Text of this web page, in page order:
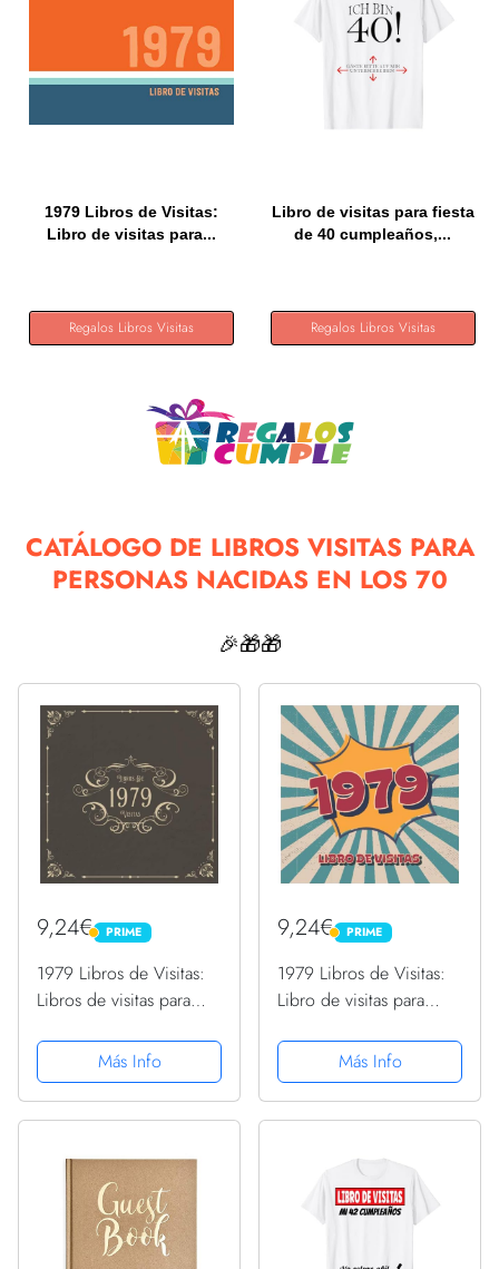
1979 Libros de Visitas:
Libro de visitas para...
Regalos Libros Visitas
Libro de visitas para fiesta
de 40 cumpleaños,...
Regalos Libros Visitas
CATÁLOGO DE LIBROS VISITAS PARA
PERSONAS NACIDAS EN LOS 70
🎉🎁🎁
9,24€ PRIME
PRIME
1979 Libros de Visitas:
Libros de visitas para
de estilo vintage para
que la familia y los
amigos inserten saludos
Más Info
9,24€ PRIME
PRIME
1979 Libros de Visitas:
Libro de visitas para
de estilo retro para que
la familia y los amigos
inserten saludos y
Más Info